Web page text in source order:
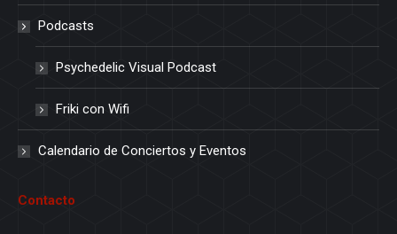
Podcasts
Psychedelic Visual Podcast
Friki con Wifi
Calendario de Conciertos y Eventos
Contacto